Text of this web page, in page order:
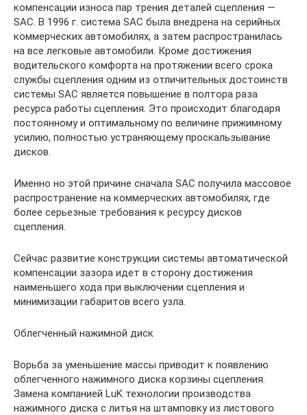
компенсации износа пар трения деталей сцепления —
SAC. В 1996 г. система SAC была внедрена на серийных
коммерческих автомобилях, а затем распространилась
на все легковые автомобили. Кроме достижения
водительского комфорта на протяжении всего срока
службы сцепления одним из отличительных достоинств
системы SAC является повышение в полтора раза
ресурса работы сцепления. Это происходит благодаря
постоянному и оптимальному по величине прижимному
усилию, полностью устраняющему проскальзывание
дисков.
Именно но этой причине сначала SAC получила массовое
распространение на коммерческих автомобилях, где
более серьезные требования к ресурсу дисков
сцепления.
Сейчас развитие конструкции системы автоматической
компенсации зазора идет в сторону достижения
наименьшего хода при выключении сцепления и
минимизации габаритов всего узла.
Облегченный нажимной диск
Ворьба за уменьшение массы приводит к появлению
облегченного нажимного диска корзины сцепления.
Замена компанией LuK технологии производства
нажимного диска с литья на штамповку из листового